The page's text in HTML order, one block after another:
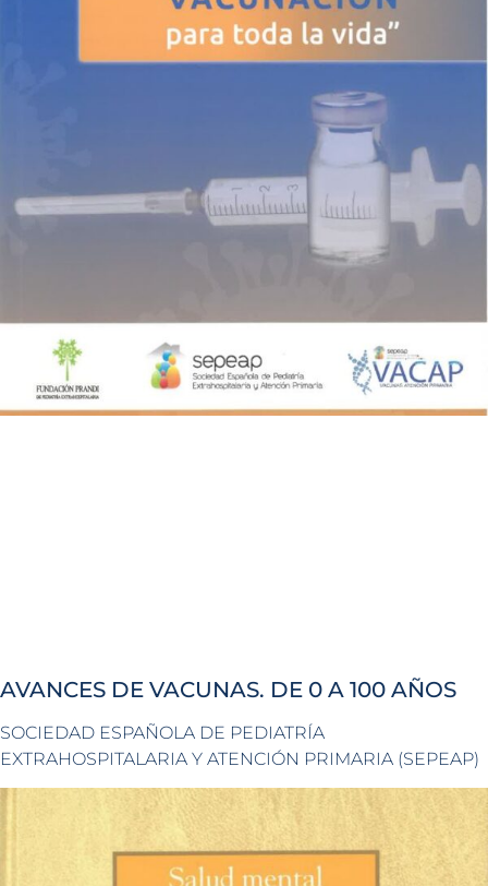
AVANCES DE VACUNAS. DE 0 A 100 AÑOS
SOCIEDAD ESPAÑOLA DE PEDIATRÍA
EXTRAHOSPITALARIA Y ATENCIÓN PRIMARIA (SEPEAP)